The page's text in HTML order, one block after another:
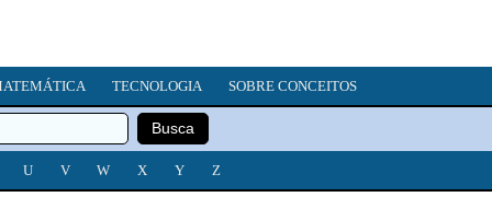
TECNOLOGIA SOBRE CONCEITOS
U V W X Y Z